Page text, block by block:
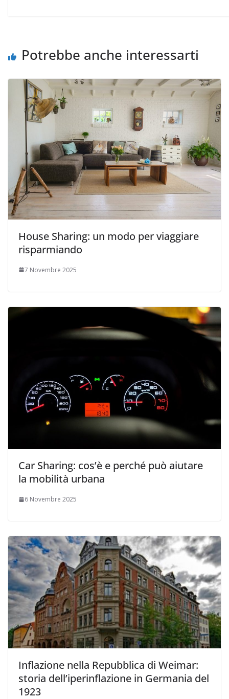
Potrebbe anche interessarti
House Sharing: un modo per viaggiare
risparmiando
7 Novembre 2025
Car Sharing: cos’è e perché può aiutare
la mobilità urbana
6 Novembre 2025
Inflazione nella Repubblica di Weimar:
storia dell’iperinflazione in Germania del
1923